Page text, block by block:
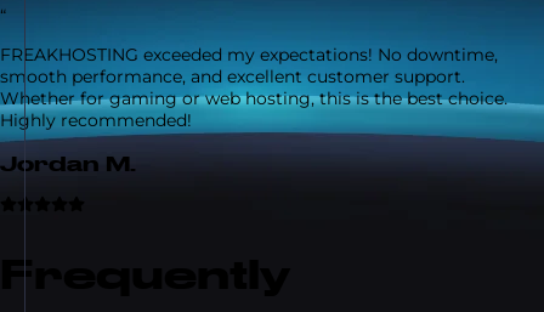
“
FREAKHOSTING exceeded my expectations! No downtime,
smooth performance, and excellent customer support.
Whether for gaming or web hosting, this is the best choice.
Highly recommended!
Jordan M.